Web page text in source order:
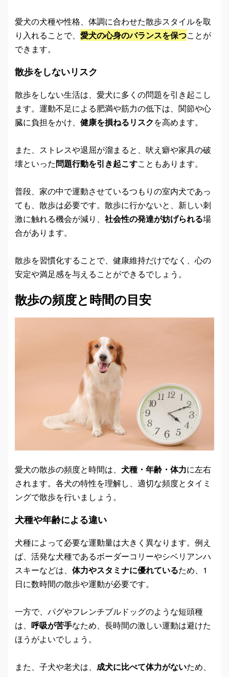
愛犬の犬種や性格、体調に合わせた散歩スタイルを取
り入れることで、 愛犬の心身のバランスを保つことが
できます。
散歩をしないリスク
散歩をしない生活は、愛犬に多くの問題を引き起こし
ます。運動不足による肥満や筋力の低下は、関節や心
臓に負担をかけ、 健康を損ねるリスクを高めます。
また、ストレスや退屈が溜まると、吠え癖や家具の破
壊といった問題行動を引き起こすこともあります。
普段、家の中で運動させているつもりの室内犬であっ
ても、散歩は必要です。散歩に行かないと、新しい刺
激に触れる機会が減り、 社会性の発達が妨げられる場
合があります。
散歩を習慣化することで、健康維持だけでなく、心の
安定や満足感を与えることができるでしょう。
散歩の頻度と時間の目安
愛犬の散歩の頻度と時間は、 犬種・年齢・体力に左右
されます。各犬の特性を理解し、適切な頻度とタイミ
ングで散歩を行いましょう。
犬種や年齢による違い
犬種によって必要な運動量は大きく異なります。例え
ば、活発な犬種であるボーダーコリーやシベリアンハ
スキーなどは、 体力やスタミナに優れているため、1
日に数時間の散歩や運動が必要です。
一方で、パグやフレンチブルドッグのような短頭種
は、 呼吸が苦手なため、長時間の激しい運動は避けた
ほうがよいでしょう。
また、子犬や老犬は、 成犬に比べて体力がないため、